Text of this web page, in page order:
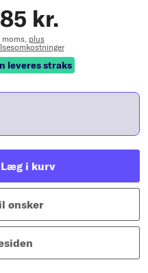
kr.
moms, plus
leveres straks
Læg i kurv
ønsker